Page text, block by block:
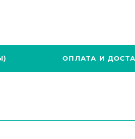
ОПЛАТА И